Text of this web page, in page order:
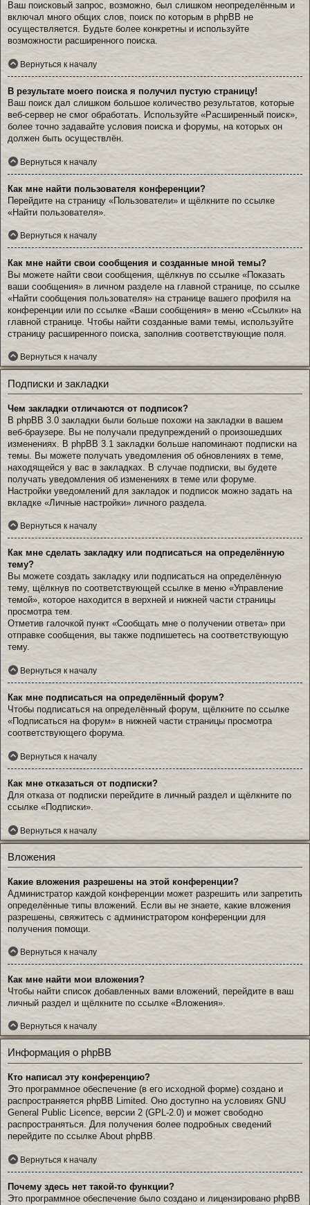
Ваш поисковый запрос, возможно, был слишком неопределённым и
включал много общих слов, поиск по которым в phpBB не
осуществляется. Будьте более конкретны и используйте
возможности расширенного поиска.
Вернуться к началу
В результате моего поиска я получил пустую страницу!
Ваш поиск дал слишком большое количество результатов, которые
веб-сервер не смог обработать. Используйте «Расширенный поиск»,
более точно задавайте условия поиска и форумы, на которых он
должен быть осуществлён.
Вернуться к началу
Как мне найти пользователя конференции?
Перейдите на страницу «Пользователи» и щёлкните по ссылке
«Найти пользователя».
Вернуться к началу
Как мне найти свои сообщения и созданные мной темы?
Вы можете найти свои сообщения, щёлкнув по ссылке «Показать
ваши сообщения» в личном разделе на главной странице, по ссылке
«Найти сообщения пользователя» на странице вашего профиля на
конференции или по ссылке «Ваши сообщения» в меню «Ссылки» на
главной странице. Чтобы найти созданные вами темы, используйте
страницу расширенного поиска, заполнив соответствующие поля.
Вернуться к началу
Подписки и закладки
Чем закладки отличаются от подписок?
В phpBB 3.0 закладки были больше похожи на закладки в вашем
веб-браузере. Вы не получали предупреждений о произошедших
изменениях. В phpBB 3.1 закладки больше напоминают подписки на
темы. Вы можете получать уведомления об обновлениях в теме,
находящейся у вас в закладках. В случае подписки, вы будете
получать уведомления об изменениях в теме или форуме.
Настройки уведомлений для закладок и подписок можно задать на
вкладке «Личные настройки» личного раздела.
Вернуться к началу
Как мне сделать закладку или подписаться на определённую
тему?
Вы можете создать закладку или подписаться на определённую
тему, щёлкнув по соответствующей ссылке в меню «Управление
темой», которое находится в верхней и нижней части страницы
просмотра тем.
Отметив галочкой пункт «Сообщать мне о получении ответа» при
отправке сообщения, вы также подпишетесь на соответствующую
тему.
Вернуться к началу
Как мне подписаться на определённый форум?
Чтобы подписаться на определённый форум, щёлкните по ссылке
«Подписаться на форум» в нижней части страницы просмотра
соответствующего форума.
Вернуться к началу
Как мне отказаться от подписки?
Для отказа от подписки перейдите в личный раздел и щёлкните по
ссылке «Подписки».
Вернуться к началу
Вложения
Какие вложения разрешены на этой конференции?
Администратор каждой конференции может разрешить или запретить
определённые типы вложений. Если вы не знаете, какие вложения
разрешены, свяжитесь с администратором конференции для
получения помощи.
Вернуться к началу
Как мне найти мои вложения?
Чтобы найти список добавленных вами вложений, перейдите в ваш
личный раздел и щёлкните по ссылке «Вложения».
Вернуться к началу
Информация о phpBB
Кто написал эту конференцию?
Это программное обеспечение (в его исходной форме) создано и
распространяется phpBB Limited. Оно доступно на условиях GNU
General Public Licence, версии 2 (GPL-2.0) и может свободно
распространяться. Для получения более подробных сведений
перейдите по ссылке About phpBB.
Вернуться к началу
Почему здесь нет такой-то функции?
Это программное обеспечение было создано и лицензировано phpBB